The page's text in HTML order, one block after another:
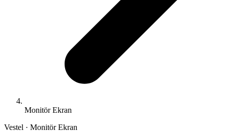
Monitör Ekran
Vestel · Monitör Ekran